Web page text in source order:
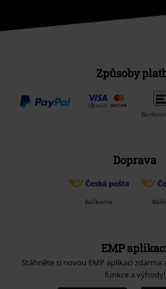
Způsoby
Doprava
Balíkovna
EMP
Stáhněte si novou EMP aplikaci zdarma
funkce a výhody!